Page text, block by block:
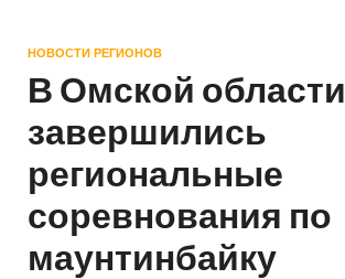
НОВОСТИ РЕГИОНОВ
В Омской области
завершились
региональные
соревнования по
маунтинбайку